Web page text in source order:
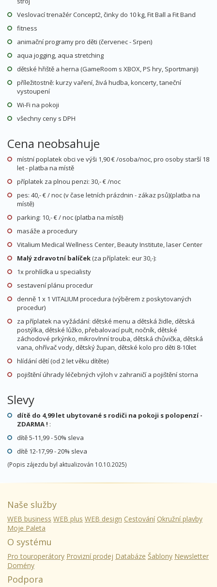
Veslovací trenažér Concept2, činky do 10 kg, Fit Ball a Fit Band
fitness
animační programy pro děti (červenec - Srpen)
aqua jogging, aqua stretching
dětské hřiště a herna (GameRoom s XBOX, PS hry, Sportmanji)
příležitostně: kurzy vaření, živá hudba, koncerty, taneční
vystoupení
Wi-Fi na pokoji
všechny ceny s DPH
Cena neobsahuje
místní poplatek obci ve výši 1,90 € /osoba/noc, pro osoby starší 18
let - platba na místě
příplatek za plnou penzi: 30,- € /noc
pes: 40,- € / noc (v čase letních prázdnin - zákaz psů)(platba na
místě)
parking: 10,- € / noc (platba na místě)
masáže a procedury
Vitalium Medical Wellness Center, Beauty Institute, laser Center
Malý zdravotní balíček(za příplatek: eur 30,-):
1x prohlídka u specialisty
sestavení plánu procedur
denně 1 x 1 VITALIUM procedura (výběrem z poskytovaných
procedur)
za příplatek na vyžádání: dětské menu a dětská židle, dětská
postýlka, dětské lůžko, přebalovací pult, nočník, dětské
záchodové prkýnko, mikrovlnní trouba, dětská chůvička, dětská
vana, ohřívač vody, dětský župan, dětské kolo pro děti 8-10let
hlídání dětí (od 2 let věku dítěte)
pojištění úhrady léčebných výloh v zahraničí a pojištění storna
Slevy
dítě do 4,99 let ubytované s rodiči na pokoji s polopenzí -
ZDARMA ! :
dítě 5-11,99 - 50% sleva
dítě 12-17,99 - 20% sleva
(Popis zájezdu byl aktualizován 10.10.2025)
Naše služby
WEB business WEB plus WEB design Cestování Okružní plavby
Moje Paleta
O systému
Pro touroperátory Provizní prodej Databáze Šablony Newsletter
Domény
Podpora